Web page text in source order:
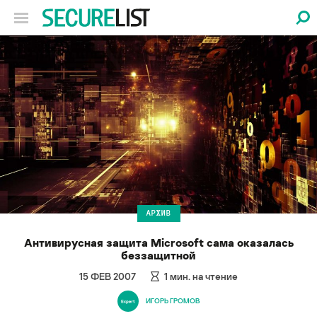
АРХИВ
Антивирусная защита Microsoft сама оказалась
беззащитной
15 ФЕВ 2007 1 мин. на чтение
ИГОРЬ ГРОМОВ